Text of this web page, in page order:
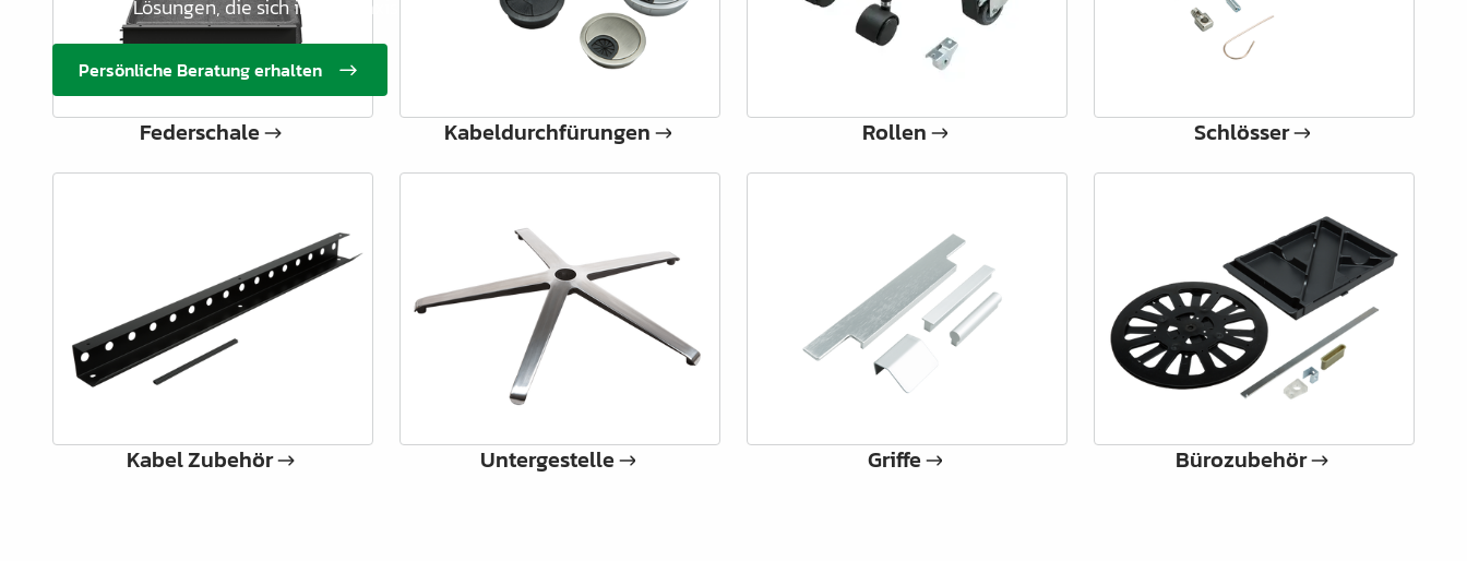
Schrankrohre &
Schrankrohrlager
Büroinrichtung
Leisten Profile
Elektro Artikel
Werkzeug
Verpackung
Lamello Produkte
richtigen Lösungen, die sich in der Praxis bewähren.
Persönliche Beratung erhalten
Federschale Kabeldurchfürungen Rollen Schlösser
Kabel Zubehör Untergestelle Griffe Bürozubehör